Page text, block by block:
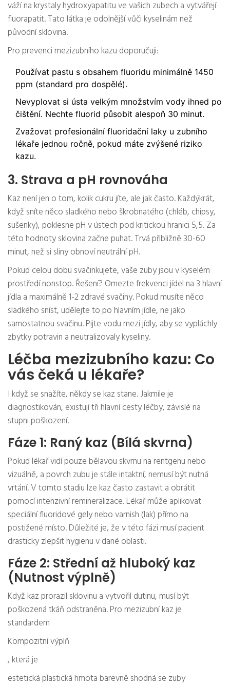
váží na krystaly hydroxyapatitu ve vašich zubech a vytvářejí
fluorapatit. Tato látka je odolnější vůči kyselinám než
původní sklovina.
Pro prevenci mezizubního kazu doporučuji:
Používat pastu s obsahem fluoridu minimálně 1450
ppm (standard pro dospělé).
Nevyplovat si ústa velkým množstvím vody ihned po
čištění. Nechte fluorid působit alespoň 30 minut.
Zvažovat profesionální fluoridační laky u zubního
lékaře jednou ročně, pokud máte zvýšené riziko
kazu.
3. Strava a pH rovnováha
Kaz není jen o tom, kolik cukru jíte, ale jak často. Každýkrát,
když sníte něco sladkého nebo škrobnatého (chléb, chipsy,
sušenky), poklesne pH v ústech pod kritickou hranici 5,5. Za
této hodnoty sklovina začne puhat. Trvá přibližně 30-60
minut, než si sliny obnoví neutrální pH.
Pokud celou dobu svačinkujete, vaše zuby jsou v kyselém
prostředí nonstop. Řešení? Omezte frekvenci jídel na 3 hlavní
jídla a maximálně 1-2 zdravé svačiny. Pokud musíte něco
sladkého sníst, udělejte to po hlavním jídle, ne jako
samostatnou svačinu. Pijte vodu mezi jídly, aby se vypláchly
zbytky potravin a neutralizovaly kyseliny.
Léčba mezizubního kazu: Co
vás čeká u lékaře?
I když se snažíte, někdy se kaz stane. Jakmile je
diagnostikován, existují tři hlavní cesty léčby, závislé na
stupni poškození.
Fáze 1: Raný kaz (Bílá skvrna)
Pokud lékař vidí pouze bělavou skvrnu na rentgenu nebo
vizuálně, a povrch zubu je stále intaktní, nemusí být nutná
vrtání. V tomto stadiu lze kaz často zastavit a obrátit
pomocí intenzivní remineralizace. Lékař může aplikovat
speciální fluoridové gely nebo varnish (lak) přímo na
postižené místo. Důležité je, že v této fázi musí pacient
drasticky zlepšit hygienu v dané oblasti.
Fáze 2: Střední až hluboký kaz
(Nutnost výplně)
Když kaz prorazil sklovinu a vytvořil dutinu, musí být
poškozená tkáň odstraněna. Pro mezizubní kaz je
standardem
Kompozitní výplň
, která je
estetická plastická hmota barevně shodná se zuby